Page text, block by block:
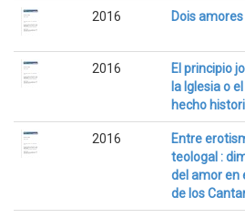
2016 Dois amores
2016
El principio
la Iglesia o
hecho
2016
Entre
teologal :
del amor en
de los